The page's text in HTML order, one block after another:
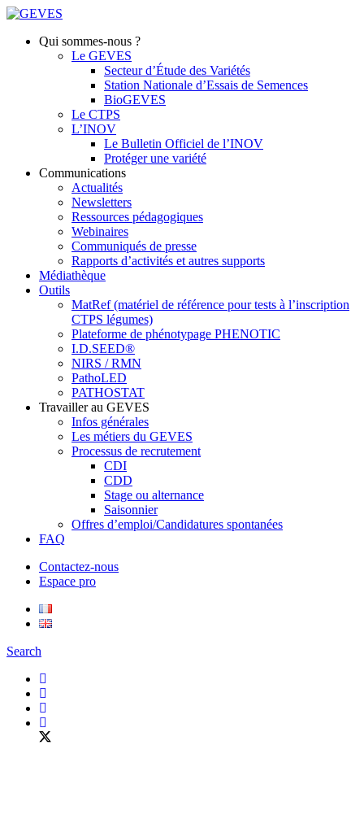
Qui sommes-nous ?
Le GEVES
Secteur d’Étude des Variétés
Station Nationale d’Essais de Semences
BioGEVES
Le CTPS
L’INOV
Le Bulletin Officiel de l’INOV
Protéger une variété
Communications
Actualités
Newsletters
Ressources pédagogiques
Webinaires
Communiqués de presse
Rapports d’activités et autres supports
Médiathèque
Outils
MatRef (matériel de référence pour tests à l’inscription
CTPS légumes)
Plateforme de phénotypage PHENOTIC
I.D.SEED®
NIRS / RMN
PathoLED
PATHOSTAT
Travailler au GEVES
Infos générales
Les métiers du GEVES
Processus de recrutement
CDI
CDD
Stage ou alternance
Saisonnier
Offres d’emploi/Candidatures spontanées
FAQ
Contactez-nous
Espace pro
Search